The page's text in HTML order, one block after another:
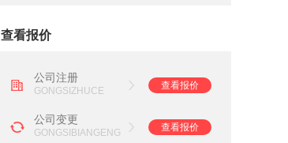
查看报价
公司注册
GONGSIZHUCE
查看报价
公司变更
GONGSIBIANGENG
查看报价